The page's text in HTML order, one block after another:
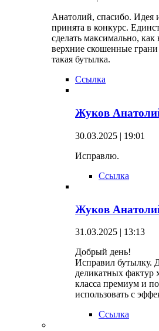
Анатолий, спасибо. Идея
принята в конкурс.
сделать максимально,
верхние скошенные
такая бутылка.
Ссылка
Жуков
30.03.2025 | 19:01
Исправлю.
Ссылка
Жуков
31.03.2025 | 13:13
Добрый день!
Исправил бутылку.
деликатных фактур
класса премиум и
использовать с
Ссылка